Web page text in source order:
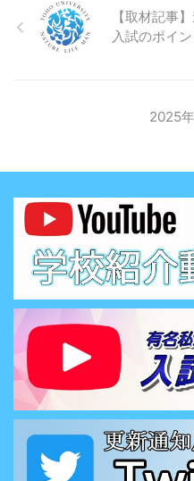
【取材記事
入試のポイン
2025